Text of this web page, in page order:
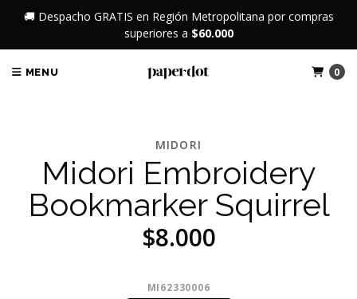
🚚 Despacho GRATIS en Región Metropolitana por compras
superiores a $60.000
MENU 0
MIDORI
Midori Embroidery
Bookmarker Squirrel
$8.000
MI62330006